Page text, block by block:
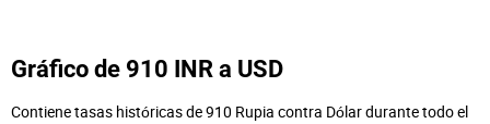
Gráfico de 910 INR a USD
Contiene tasas históricas de 910 Rupia contra Dólar durante todo el